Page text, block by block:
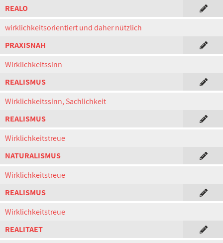
REALO
wirklichkeitsorientiert und daher nützlich
PRAXISNAH
Wirklichkeitssinn
REALISMUS
Wirklichkeitssinn, Sachlichkeit
REALISMUS
Wirklichkeitstreue
NATURALISMUS
Wirklichkeitstreue
REALISMUS
Wirklichkeitstreue
REALITAET